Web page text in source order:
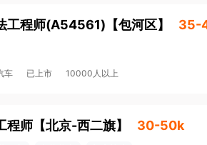
工程师(A54561) 【包河区】 35-
车 已上市 10000人以上
程师 【北京-西二旗】 30-50k